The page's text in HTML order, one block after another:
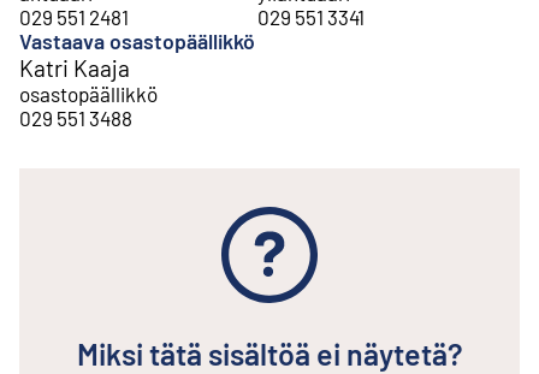
029 551 2481
029 551 3341
Vastaava osastopäällikkö
Katri Kaaja
osastopäällikkö
029 551 3488
Miksi tätä sisältöä ei näytetä?